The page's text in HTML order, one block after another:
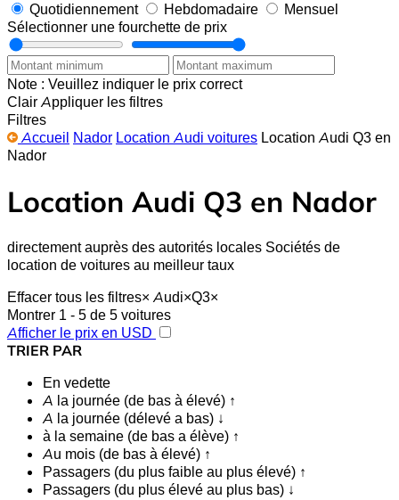
Quotidiennement
Hebdomadaire
Mensuel
Sélectionner une fourchette de prix
Note : Veuillez indiquer le prix correct
Clair Appliquer les filtres
Filtres
Accueil Nador Location Audi voitures Location Audi Q3 en
Nador
Location Audi Q3 en Nador
directement auprès des autorités locales Sociétés de
location de voitures au meilleur taux
Effacer tous les filtres× Audi×Q3×
Montrer 1 - 5 de 5 voitures
Afficher le prix en USD
TRIER PAR
En vedette
A la journée (de bas à élevé) ↑
A la journée (délevé a bas) ↓
à la semaine (de bas a élève) ↑
Au mois (de bas à élevé) ↑
Passagers (du plus faible au plus élevé) ↑
Passagers (du plus élevé au plus bas) ↓